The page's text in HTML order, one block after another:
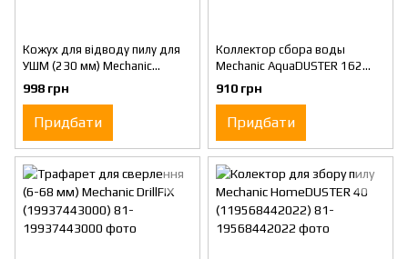
Кожух для відводу пилу для
УШМ (230 мм) Mechanic
AirDUSTER 2.0 (19568442014)
998 грн
Придбати
Коллектор сбора воды
Mechanic AquaDUSTER 162
(19568442162)
910 грн
Придбати